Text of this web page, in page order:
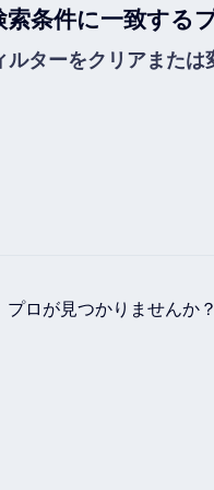
索条件に一致する
ルターをクリアまた
プロが見つかりませんか